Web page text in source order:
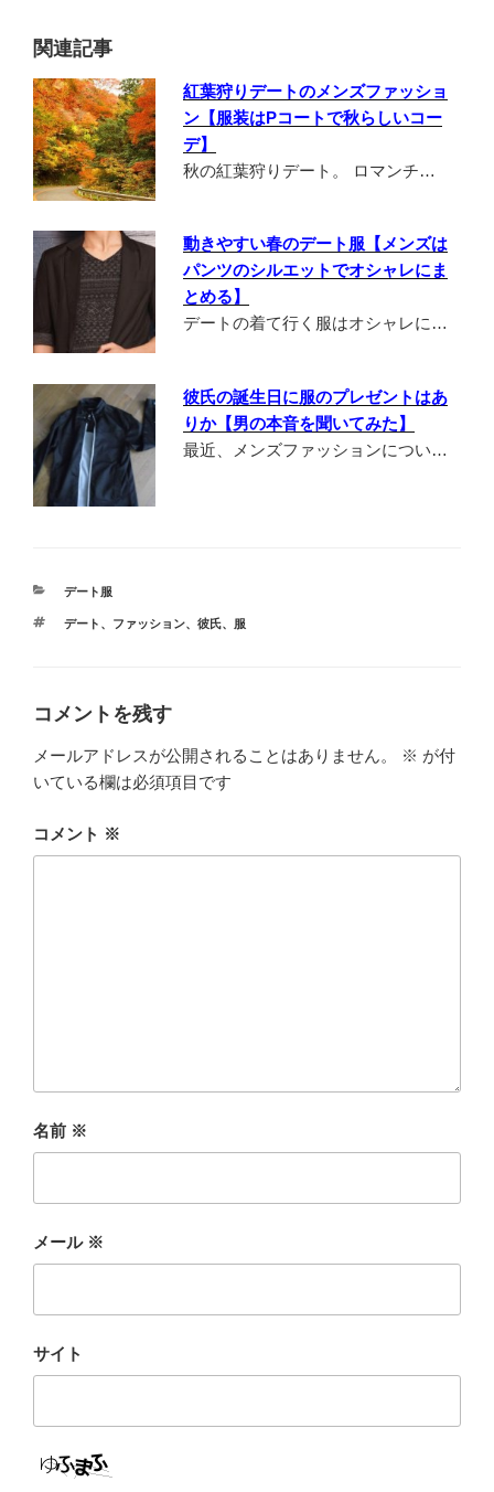
関連記事
紅葉狩りデートのメンズファッショ
ン【服装はPコートで秋らしいコー
デ】
秋の紅葉狩りデート。 ロマンチ…
動きやすい春のデート服【メンズは
パンツのシルエットでオシャレにま
とめる】
デートの着て行く服はオシャレに…
彼氏の誕生日に服のプレゼントはあ
りか【男の本音を聞いてみた】
最近、メンズファッションについ…
カ
ゴ
デート服
タ
デート 、 ファッション、 彼氏、 服
コメントを残す
メールアドレスが公開されることはありません。 ※ が付
いている欄は必須項目です
コメント ※
名前 ※
メール ※
サイト